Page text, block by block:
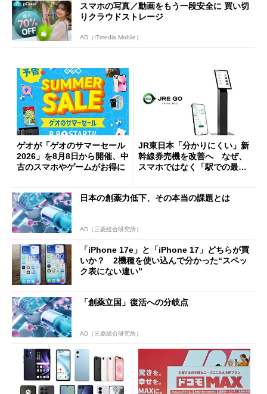
スマホの写真／動画をもう一段安全に 買い切
りクラウドストレージ
AD（ITmedia Mobile）
ゲオが「ゲオのサマーセール
2026」を8月8日から開催、中
古のスマホやゲームがお得に
JR東日本「分かりにくい」新
幹線券売機を改善へ なぜ、
スマホではなく「駅での最短
日本の創薬力低下、その本当の課題とは
AD（三菱総合研究所）
「iPhone 17e」と「iPhone 17」どちらが買
いか？ 2機種を使い込んで分かった“スペッ
ク表にない違い”
「創薬立国」復活への分岐点
AD（三菱総合研究所）